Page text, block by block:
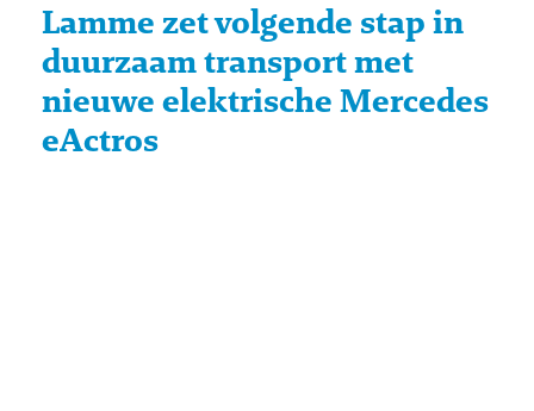
Lamme zet volgende stap in
duurzaam transport met
nieuwe elektrische Mercedes
eActros